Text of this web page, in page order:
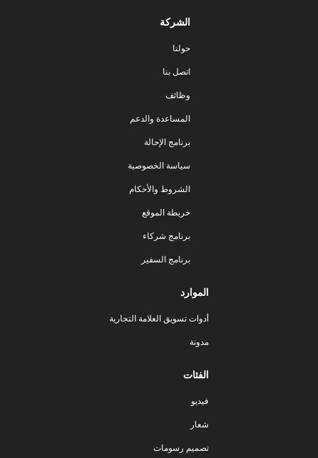
الشركة
حولنا
اتصل بنا
وظائف
المساعدة والدعم
برنامج الإحالة
سياسة الخصوصية
الشروط والأحكام
خريطة الموقع
برنامج شركاء
برنامج السفير
الموارد
أدوات تسويق العلامة التجارية
مدونة
الفئات
فيديو
شعار
تصميم رسومات